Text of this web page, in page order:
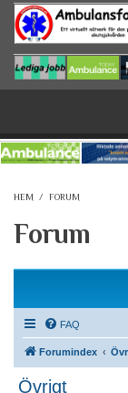
Hoppa till huvudinnehåll
HEM / FORUM
Forum